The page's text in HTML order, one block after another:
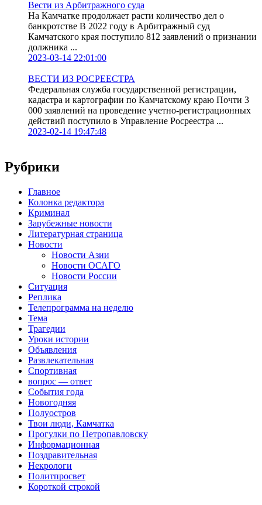
Вести из Арбитражного суда
На Камчатке продолжает расти количество дел о
банкротстве В 2022 году в Арбитражный суд
Камчатского края поступило 812 заявлений о признании
должника ...
2023-03-14 22:01:00
ВЕСТИ ИЗ РОСРЕЕСТРА
Федеральная служба государственной регистрации,
кадастра и картографии по Камчатскому краю Почти 3
000 заявлений на проведение учетно-регистрационных
действий поступило в Управление Росреестра ...
2023-02-14 19:47:48
Рубрики
Главное
Колонка редактора
Криминал
Зарубежные новости
Литературная страница
Новости
Новости Азии
Новости ОСАГО
Новости России
Ситуация
Реплика
Телепрограмма на неделю
Тема
Трагедии
Уроки истории
Объявления
Развлекательная
Спортивная
вопрос — ответ
События года
Новогодняя
Полуостров
Твои люди, Камчатка
Прогулки по Петропавловску
Информационная
Поздравительная
Некрологи
Политпросвет
Короткой строкой